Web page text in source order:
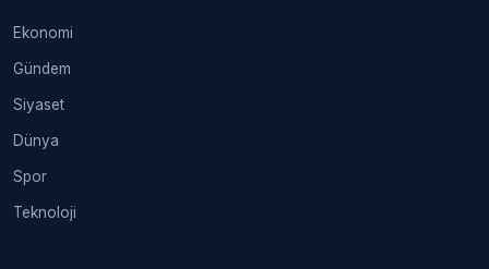
Ekonomi
Gündem
Siyaset
Dünya
Spor
Teknoloji